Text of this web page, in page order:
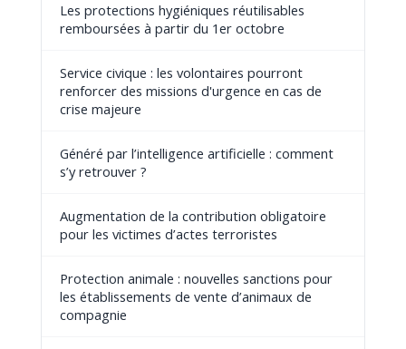
Les protections hygiéniques réutilisables
remboursées à partir du 1er octobre
Service civique : les volontaires pourront
renforcer des missions d'urgence en cas de
crise majeure
Généré par l’intelligence artificielle : comment
s’y retrouver ?
Augmentation de la contribution obligatoire
pour les victimes d’actes terroristes
Protection animale : nouvelles sanctions pour
les établissements de vente d’animaux de
compagnie